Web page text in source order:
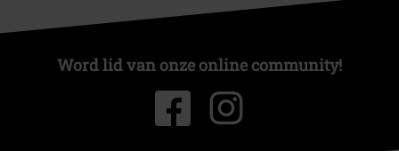
Word lid van onze online community!